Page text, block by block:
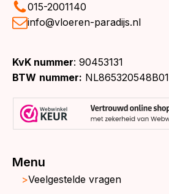
015-2001140
info@vloeren-paradijs.nl
KvK nummer: 90453131
BTW nummer: NL865320548B01
Menu
Veelgestelde vragen